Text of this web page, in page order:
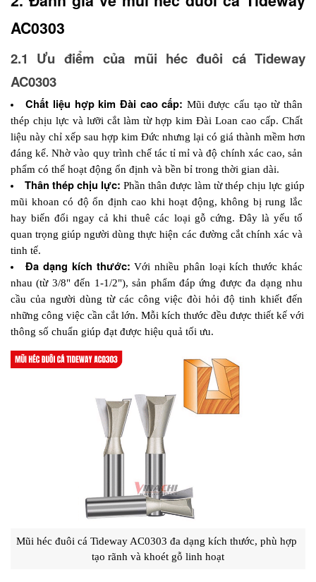
AC0303
2.1 Ưu điểm của mũi héc đuôi cá Tideway
AC0303
Chất liệu hợp kim Đài cao cấp: Mũi được cấu tạo từ thân
thép chịu lực và lưỡi cắt làm từ hợp kim Đài Loan cao cấp. Chất
liệu này chỉ xếp sau hợp kim Đức nhưng lại có giá thành mềm hơn
đáng kể. Nhờ vào quy trình chế tác tỉ mỉ và độ chính xác cao, sản
phẩm có thể hoạt động ổn định và bền bỉ trong thời gian dài.
Thân thép chịu lực: Phần thân được làm từ thép chịu lực giúp
mũi khoan có độ ổn định cao khi hoạt động, không bị rung lắc
hay biến đổi ngay cả khi thuê các loại gỗ cứng. Đây là yếu tố
quan trọng giúp người dùng thực hiện các đường cắt chính xác và
tinh tế.
Đa dạng kích thước: Với nhiều phân loại kích thước khác
nhau (từ 3/8" đến 1-1/2"), sản phẩm đáp ứng được đa dạng nhu
cầu của người dùng từ các công việc đòi hỏi độ tinh khiết đến
những công việc cần cắt lớn. Mỗi kích thước đều được thiết kế với
thông số chuẩn giúp đạt được hiệu quả tối ưu.
Mũi héc đuôi cá Tideway AC0303 đa dạng kích thước, phù hợp
tạo rãnh và khoét gỗ linh hoạt